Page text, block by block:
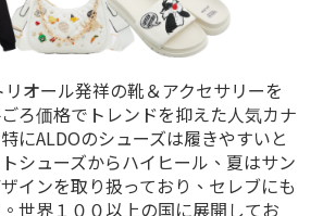
オール発祥の靴＆アクセサリーを
ろ価格でトレンドを抑えた人気カナ
にALDOのシューズは履きやすいと
シューズからハイヒール、夏はサン
インを取り扱っており、セレブにも
世界１００以上の国に展開してお